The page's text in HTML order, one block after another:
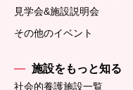
見学会&施設説明会
その他のイベント
施設をもっと知る
社会的養護施設一覧